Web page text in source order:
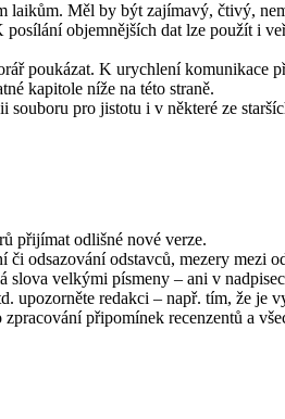
laikům. Měl by být zajímavý, čtivý,
objemnějších dat lze použít i
poukázat. K urychlení komunikace
kapitole níže na této straně.
pro jistotu i v některé ze
přijímat odlišné nové verze.
odsazování odstavců, mezery mezi
slova velkými písmeny – ani v
upozorněte redakci – např. tím, že je
připomínek recenzentů a